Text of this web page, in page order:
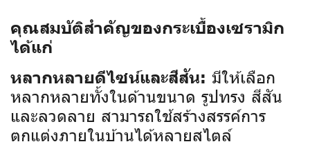
คุณสมบัติสำคัญของกระเบื้องเซรามิก
ได้แก่
หลากหลายดีไซน์และสีสัน: มีให้เลือก
หลากหลายทั้งในด้านขนาด รูปทรง สีสัน
และลวดลาย สามารถใช้สร้างสรรค์การ
ตกแต่งภายในบ้านได้หลายสไตล์